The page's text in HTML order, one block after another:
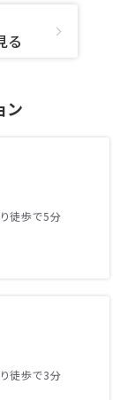
る
ン
徒歩で5分
徒歩で3分